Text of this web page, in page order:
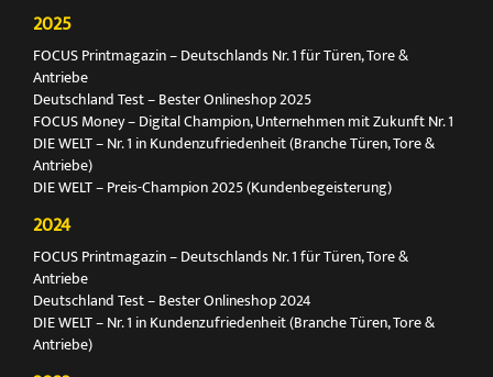
2025
FOCUS Printmagazin – Deutschlands Nr. 1 für Türen, Tore &
Antriebe
Deutschland Test – Bester Onlineshop 2025
FOCUS Money – Digital Champion, Unternehmen mit Zukunft Nr. 1
DIE WELT – Nr. 1 in Kundenzufriedenheit (Branche Türen, Tore &
Antriebe)
DIE WELT – Preis-Champion 2025 (Kundenbegeisterung)
2024
FOCUS Printmagazin – Deutschlands Nr. 1 für Türen, Tore &
Antriebe
Deutschland Test – Bester Onlineshop 2024
DIE WELT – Nr. 1 in Kundenzufriedenheit (Branche Türen, Tore &
Antriebe)